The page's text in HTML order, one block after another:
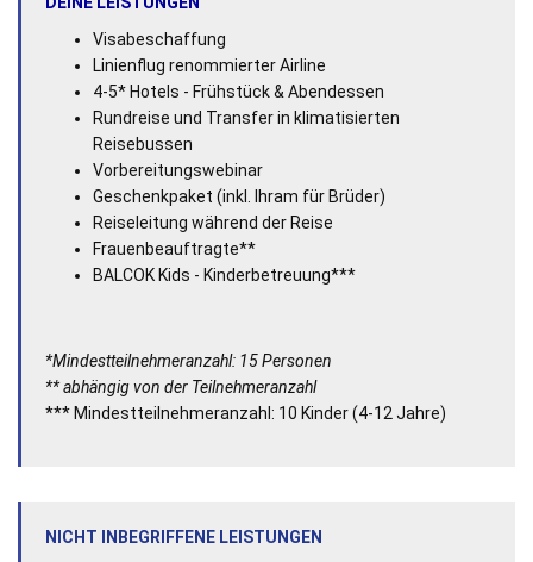
Visabeschaffung
Linienflug renommierter Airline
4-5* Hotels - Frühstück & Abendessen
Rundreise und Transfer in klimatisierten
Reisebussen
Vorbereitungswebinar
Geschenkpaket (inkl. Ihram für Brüder)
Reiseleitung während der Reise
Frauenbeauftragte**
BALCOK Kids - Kinderbetreuung***
*Mindestteilnehmeranzahl: 15 Personen
** abhängig von der Teilnehmeranzahl
*** Mindestteilnehmeranzahl: 10 Kinder (4-12 Jahre)
NICHT INBEGRIFFENE LEISTUNGEN